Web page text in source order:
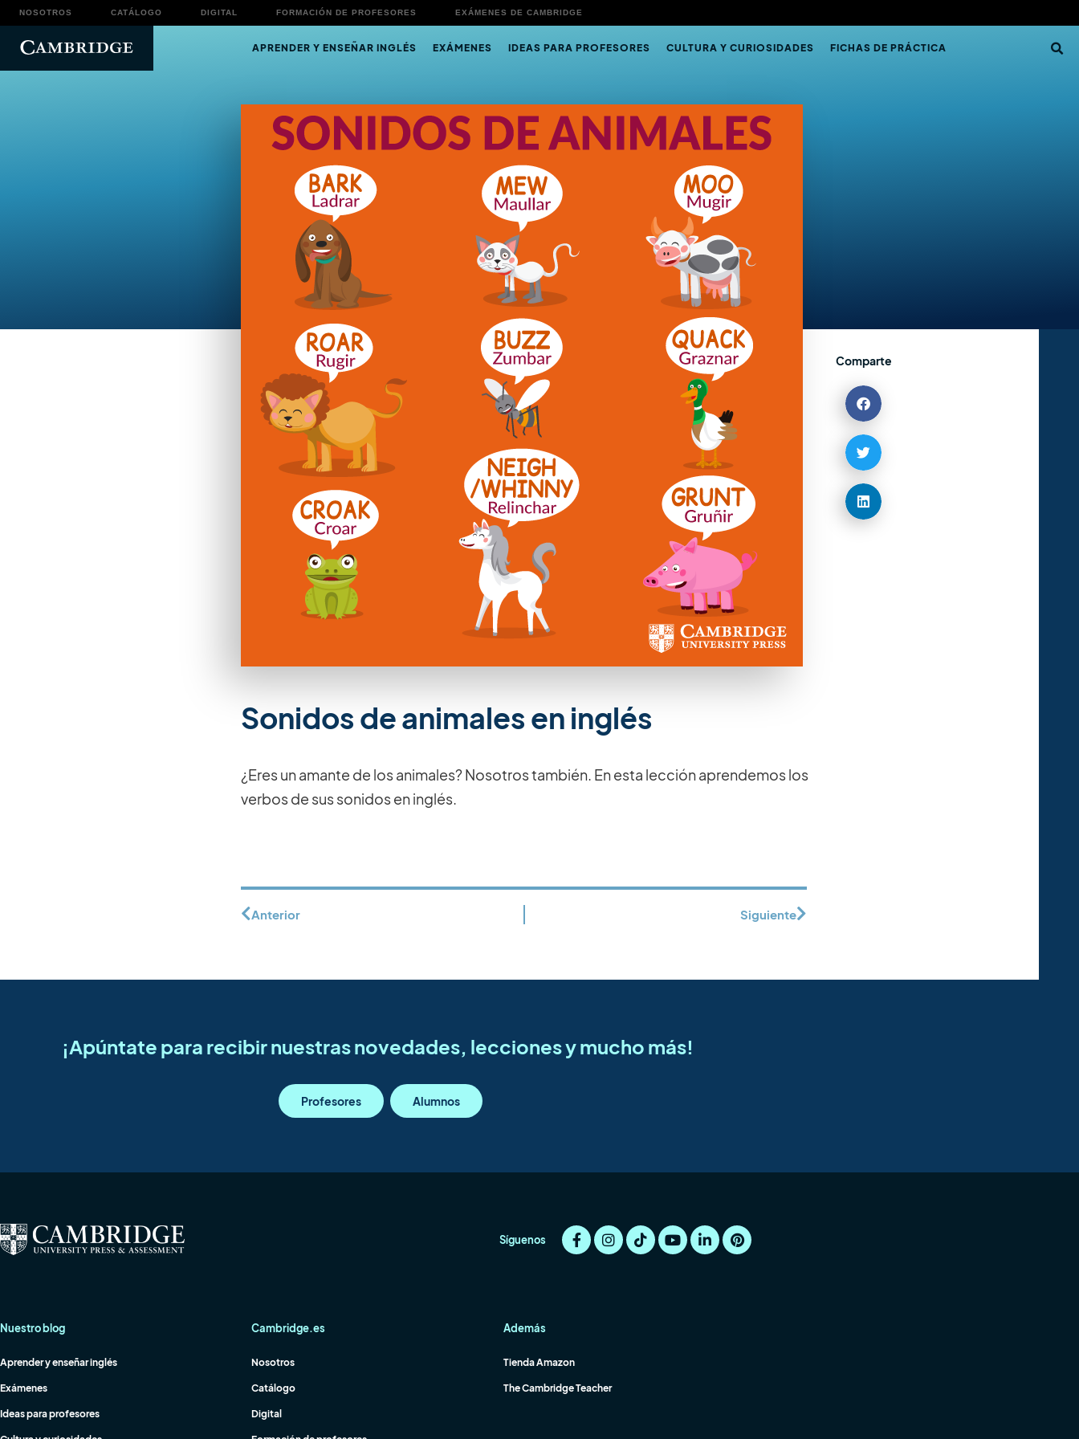
NOSOTROS CATÁLOGO DIGITAL FORMACIÓN DE PROFESORES EXÁMENES DE CAMBRIDGE
APRENDER Y ENSEÑAR INGLÉS EXÁMENES IDEAS PARA PROFESORES CULTURA Y CURIOSIDADES FICHAS DE PRÁCTICA
Sonidos de animales en inglés
¿Eres un amante de los animales? Nosotros también. En esta lección aprendemos los
verbos de sus sonidos en inglés.
Comparte
Anterior Siguiente
¡Apúntate para recibir nuestras novedades, lecciones y mucho más!
Profesores Alumnos
Síguenos
Nuestro blog
Aprender y enseñar inglés
Exámenes
Ideas para profesores
Cambridge.es
Nosotros
Catálogo
Digital
Además
Tienda Amazon
The Cambridge Teacher